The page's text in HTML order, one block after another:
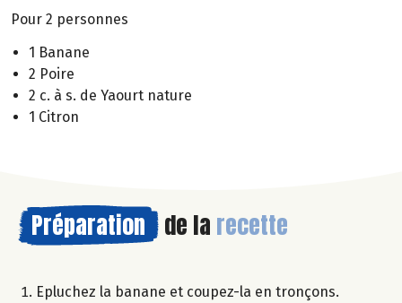
Pour 2 personnes
1 Banane
2 Poire
2 c. à s. de Yaourt nature
1 Citron
Préparation de la recette
Epluchez la banane et coupez-la en tronçons.